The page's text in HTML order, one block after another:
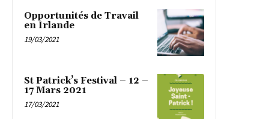
Opportunités de Travail
en Irlande
19/03/2021
St Patrick’s Festival – 12 –
17 Mars 2021
17/03/2021